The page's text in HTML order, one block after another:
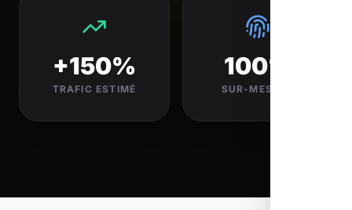
+150%
TRAFIC ESTIMÉ
100%
SUR-MESURE